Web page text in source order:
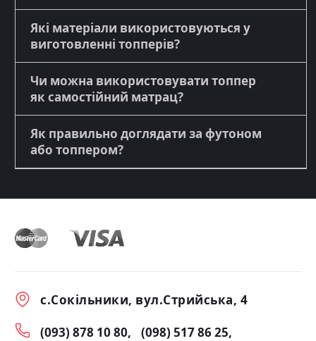
Які матеріали використовуються у
виготовленні топперів?
Чи можна використовувати топпер
як самостійний матрац?
Як правильно доглядати за футоном
або топпером?
с.Сокільники, вул.Стрийська, 4
(093) 878 10 80
(098) 517 86 25